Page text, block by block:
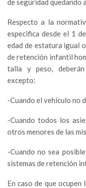
de seguridad quedando
Respecto a la
especifica desde el 1
edad de estatura igual
de retención infantil
talla y peso,
excepto:
-Cuando el vehículo no
-Cuando todos los
otros menores de las
-Cuando no sea
sistemas de retención
En caso de que